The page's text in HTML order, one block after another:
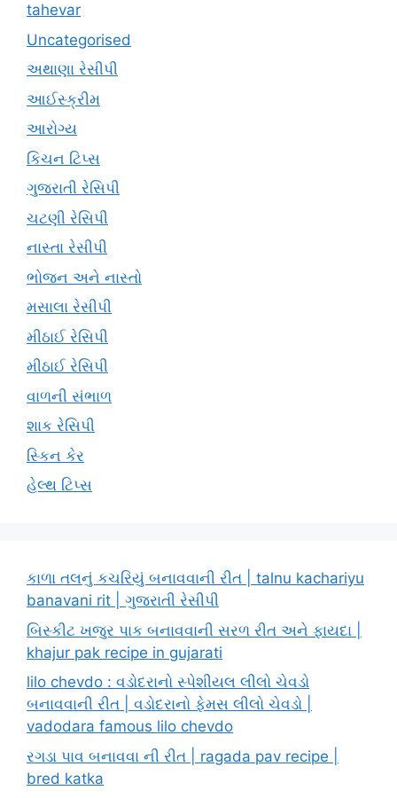
tahevar
Uncategorised
અથાણા રેસીપી
આઈસ્ક્રીમ
આરોગ્ય
કિચન ટિપ્સ
ગુજરાતી રેસિપી
ચટણી રેસિપી
નાસ્તા રેસીપી
ભોજન અને નાસ્તો
મસાલા રેસીપી
મીઠાઈ રેસિપી
મીઠાઈ રેસિપી
વાળની સંભાળ
શાક રેસિપી
સ્કિન કેર
હેલ્થ ટિપ્સ
કાળા તલનું કચરિયું બનાવવાની રીત | talnu kachariyu
banavani rit | ગુજરાતી રેસીપી
બિસ્કીટ ખજુર પાક બનાવવાની સરળ રીત અને ફાયદા |
khajur pak recipe in gujarati
lilo chevdo : વડોદરાનો સ્પેશીયલ લીલો ચેવડો
બનાવવાની રીત | વડોદરાનો ફેમસ લીલો ચેવડો |
vadodara famous lilo chevdo
રગડા પાવ બનાવવા ની રીત | ragada pav recipe |
bred katka